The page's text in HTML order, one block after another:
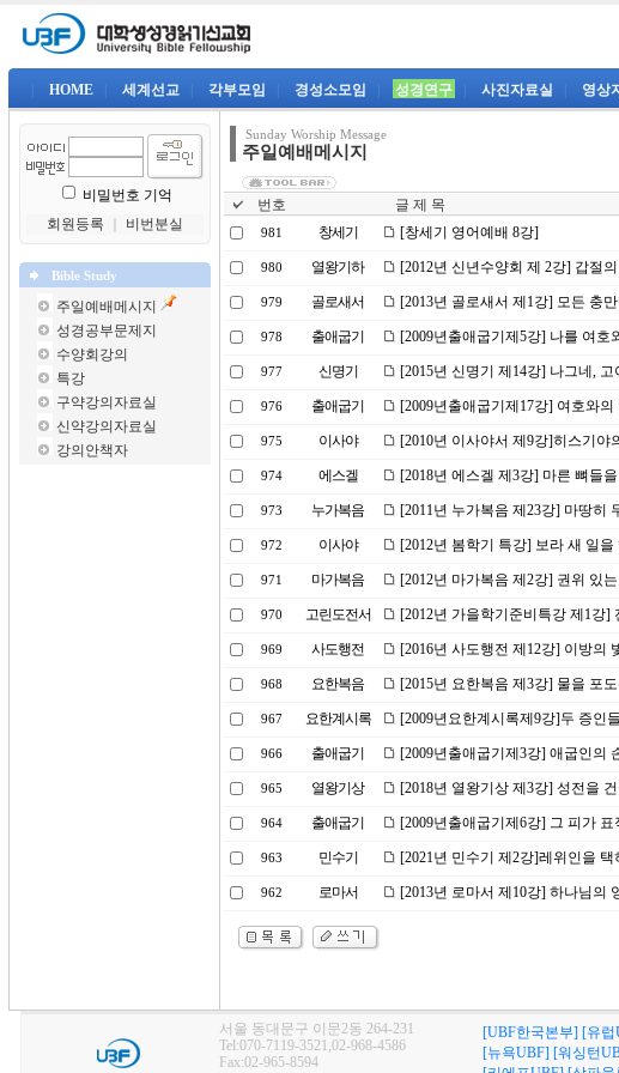
HOME 세계선교 각부모임 경성소모임 성경연구 사진자료실 영상
비밀번호 기억
회원등록
비번분실
Bible Study
주일예배메시지
성경공부문제지
수양회강의
특강
구약강의자료실
신약강의자료실
강의안책자
Sunday Worship Message
주일예배메시지
번호 글 제 목
981 창세기 [창세기 영어예배 8강]
980 열왕기하 [2012년 신년수양회 제 2강] 갑절
979 골로새서 [2013년 골로새서 제1강] 모든 충
978 출애굽기 [2009년출애굽기제5강] 나를 여호
977 신명기 [2015년 신명기 제14강] 나그네,
976 출애굽기 [2009년출애굽기제17강] 여호와
975 이사야 [2010년 이사야서 제9강]히스기야
974 에스겔 [2018년 에스겔 제3강] 마른 뼈들
973 누가복음 [2011년 누가복음 제23강] 마땅히
972 이사야 [2012년 봄학기 특강] 보라 새 일을
971 마가복음 [2012년 마가복음 제2강] 권위 있
970 고린도전서 [2012년 가을학기준비특강 제1강]
969 사도행전 [2016년 사도행전 제12강] 이방의
968 요한복음 [2015년 요한복음 제3강] 물을 포
967 요한계시록 [2009년요한계시록제9강]두 증인
966 출애굽기 [2009년출애굽기제3강] 애굽인의
965 열왕기상 [2018년 열왕기상 제3강] 성전을
964 출애굽기 [2009년출애굽기제6강] 그 피가
963 민수기 [2021년 민수기 제2강]레위인을 택
962 로마서 [2013년 로마서 제10강] 하나님의
서울 동대문구 이문2동 264-231
Tel:070-7119-3521,02-968-4586
Fax:02-965-8594
[UBF한국본부] [유럽
[뉴욕UBF] [워싱턴